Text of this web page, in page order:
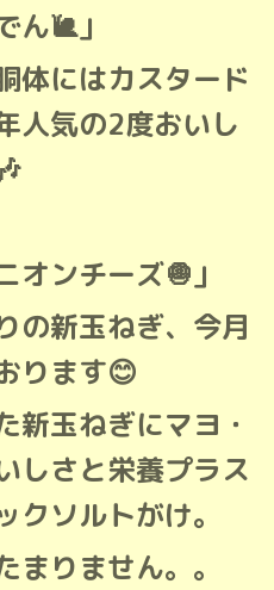
🐌」
体にはカスタード
人気の2度おいし
ンチーズ🧅」
の新玉ねぎ、今月
ります😊
新玉ねぎにマヨ・
しさと栄養プラス
クソルトがけ。
りません。。